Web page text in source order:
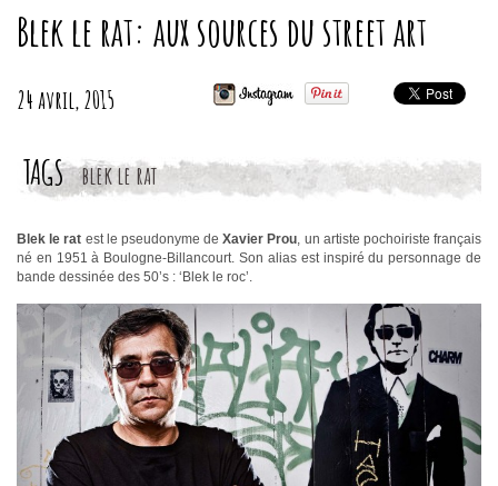
Blek le rat: aux sources du street art
24 avril, 2015
TAGS blek le rat
Blek le rat est le pseudonyme de Xavier Prou , un artiste pochoiriste français
né en 1951 à Boulogne-Billancourt. Son alias est inspiré du personnage de
bande dessinée des 50’s : ‘Blek le roc’.